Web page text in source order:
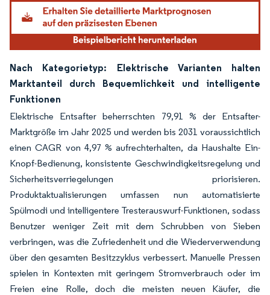
Nach Kategorietyp: Elektrische Varianten halten
Marktanteil durch Bequemlichkeit und intelligente
Funktionen
Elektrische Entsafter beherrschten 79,91 % der Entsafter-
Marktgröße im Jahr 2025 und werden bis 2031 voraussichtlich
einen CAGR von 4,97 % aufrechterhalten, da Haushalte Ein-
Knopf-Bedienung, konsistente Geschwindigkeitsregelung und
Sicherheitsverriegelungen priorisieren.
Produktaktualisierungen umfassen nun automatisierte
Spülmodi und intelligentere Tresterauswurf-Funktionen, sodass
Benutzer weniger Zeit mit dem Schrubben von Sieben
verbringen, was die Zufriedenheit und die Wiederverwendung
über den gesamten Besitzzyklus verbessert. Manuelle Pressen
spielen in Kontexten mit geringem Stromverbrauch oder im
Freien eine Rolle, doch die meisten neuen Käufer, die